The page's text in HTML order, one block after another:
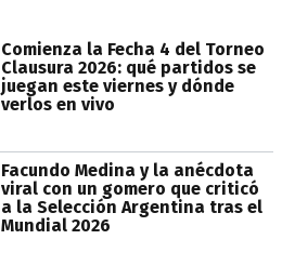
Comienza la Fecha 4 del Torneo
Clausura 2026: qué partidos se
juegan este viernes y dónde
verlos en vivo
Facundo Medina y la anécdota
viral con un gomero que criticó
a la Selección Argentina tras el
Mundial 2026